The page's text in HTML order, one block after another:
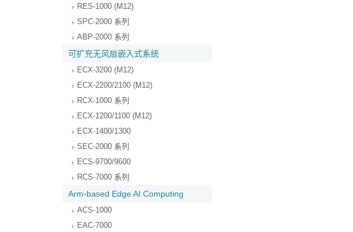
RES-1000 (M12)
SPC-2000 系列
ABP-2000 系列
可扩充无风扇嵌入式系统
ECX-3200 (M12)
ECX-2200/2100 (M12)
RCX-1000 系列
ECX-1200/1100 (M12)
ECX-1400/1300
SEC-2000 系列
ECS-9700/9600
RCS-7000 系列
Arm-based Edge AI Computing
ACS-1000
EAC-7000